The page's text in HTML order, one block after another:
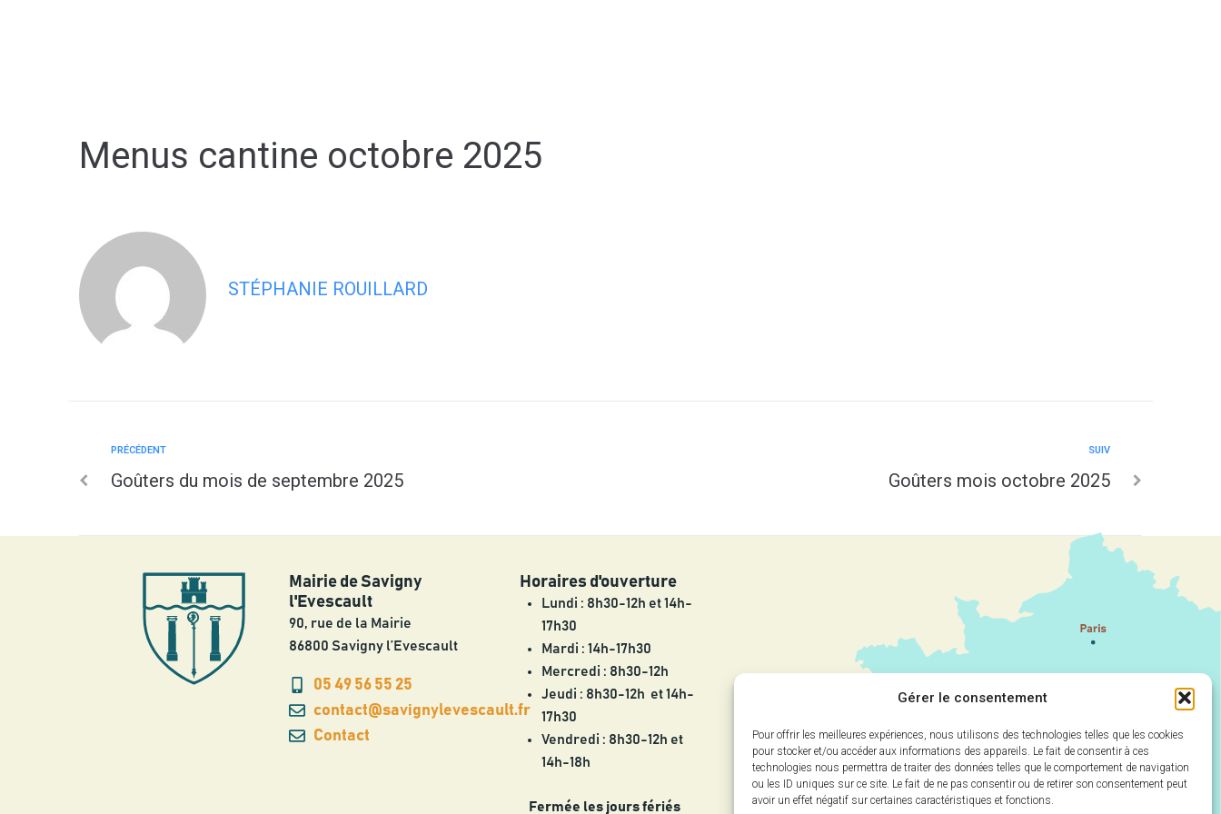
Gérer le consentement
Pour offrir les meilleures expériences, nous utilisons des technologies telles que les cookies
pour stocker et/ou accéder aux informations des appareils. Le fait de consentir à ces
technologies nous permettra de traiter des données telles que le comportement de navigation
ou les ID uniques sur ce site. Le fait de ne pas consentir ou de retirer son consentement peut
avoir un effet négatif sur certaines caractéristiques et fonctions.
Menus cantine octobre 2025
STÉPHANIE ROUILLARD
PRÉCÉDENT
Goûters du mois de septembre 2025
SUIV
Goûters mois octobre 2025
Mairie de Savigny
l'Evescault
90, rue de la Mairie
86800 Savigny l’Evescault
05 49 56 55 25
contact@savignylevescault.fr
Contact
Horaires d'ouverture
Lundi : 8h30-12h et 14h-
17h30
Mardi : 14h-17h30
Mercredi : 8h30-12h
Jeudi : 8h30-12h et 14h-
17h30
Vendredi : 8h30-12h et
14h-18h
Fermée les jours fériés